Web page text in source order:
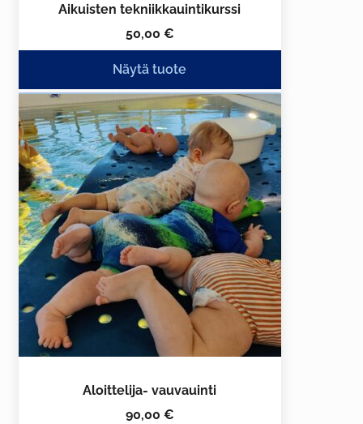
Aikuisten tekniikkauintikurssi
50,00 €
Näytä tuote
Aloittelija- vauvauinti
90,00 €
Tällä
tuotteella
on
useampi
muunnelma.
Voit
tehdä
valinnat
tuotteen
sivulla.